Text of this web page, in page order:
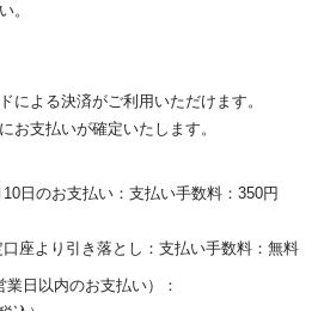
。
による決済がご利用いただけます。
お支払いが確定いたします。
日のお支払い：支払い手数料：350円
座より引き落とし：支払い手数料：無料
日以内のお支払い）：